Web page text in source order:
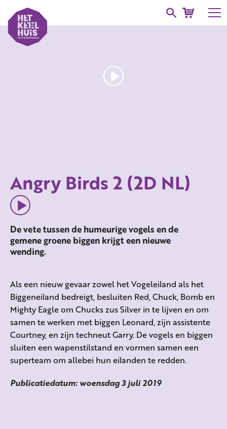
Angry Birds 2 (2D NL)
De vete tussen de humeurige vogels en de
gemene groene biggen krijgt een nieuwe
wending.
Als een nieuw gevaar zowel het Vogeleiland als het
Biggeneiland bedreigt, besluiten Red, Chuck, Bomb en
Mighty Eagle om Chucks zus Silver in te lijven en om
samen te werken met biggen Leonard, zijn assistente
Courtney, en zijn techneut Garry. De vogels en biggen
sluiten een wapenstilstand en vormen samen een
superteam om allebei hun eilanden te redden.
Publicatiedatum: woensdag 3 juli 2019